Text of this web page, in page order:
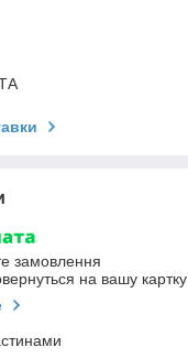
замовлення
на вашу картку